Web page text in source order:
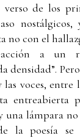
verso de los
no con el
a un
densidad”.
voces, entre
entreabierta
lámpara no
la poesía se